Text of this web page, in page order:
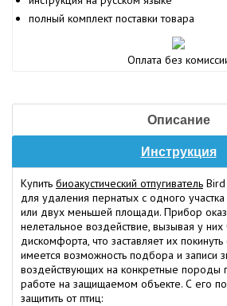
полный комплект поставки товара
Оплата без
Описание
Инструкция
Купить биоакустический отпугиватель
для удаления пернатых с одного
или двух меньшей площади. Прибор
нелетальное воздействие, вызывая у них
дискомфорта, что заставляет их
имеется возможность подбора и записи
воздействующих на конкретные
работе на защищаемом объекте. С его
защитить от птиц: